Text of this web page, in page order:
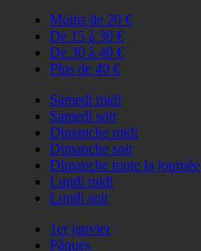
Moins de 20 €
De 15 à 30 €
De 30 à 40 €
Plus de 40 €
Samedi midi
Samedi soir
Dimanche midi
Dimanche soir
Dimanche toute la journée
Lundi midi
Lundi soir
1er janvier
Pâques